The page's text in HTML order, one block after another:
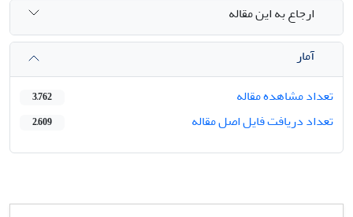
ارجاع به این مقاله
آمار
تعداد مشاهده مقاله
3,762
تعداد دریافت فایل اصل مقاله 2,609